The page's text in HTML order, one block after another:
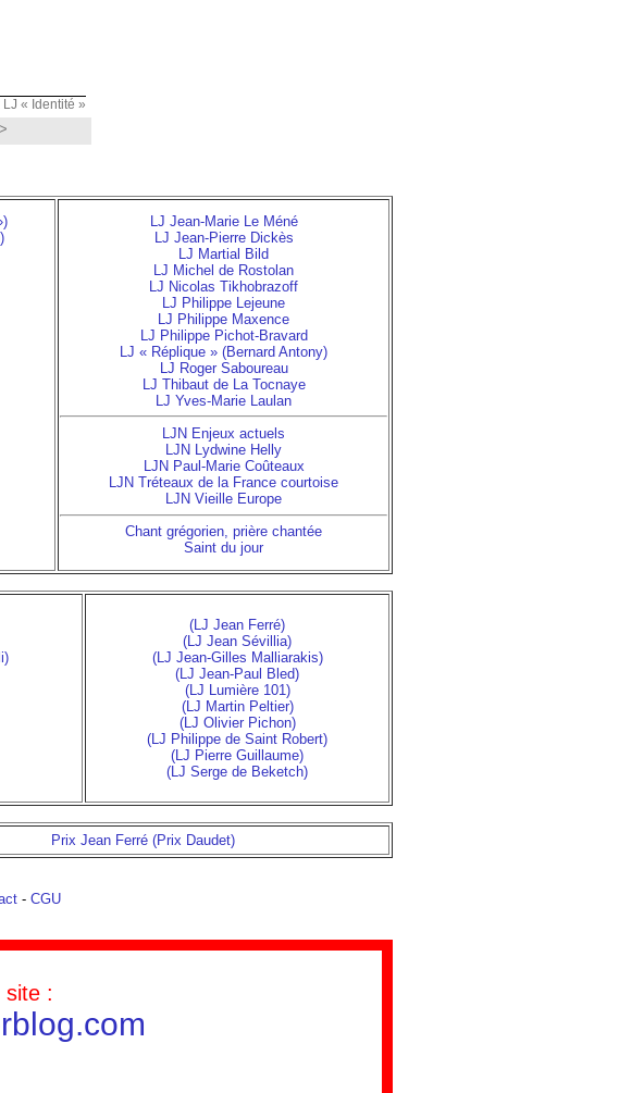
LJ « Identité »
LJ Jean-Marie Le Méné
LJ Jean-Pierre Dickès
LJ Martial Bild
LJ Michel de Rostolan
LJ Nicolas Tikhobrazoff
LJ Philippe Lejeune
LJ Philippe Maxence
LJ Philippe Pichot-Bravard
LJ « Réplique » (Bernard Antony)
LJ Roger Saboureau
LJ Thibaut de La Tocnaye
LJ Yves-Marie Laulan
LJN Enjeux actuels
LJN Lydwine Helly
LJN Paul-Marie Coûteaux
LJN Tréteaux de la France courtoise
LJN Vieille Europe
Chant grégorien, prière chantée
Saint du jour
(LJ Jean Ferré)
(LJ Jean Sévillia)
(LJ Jean-Gilles Malliarakis)
(LJ Jean-Paul Bled)
(LJ Lumière 101)
(LJ Martin Peltier)
(LJ Olivier Pichon)
(LJ Philippe de Saint Robert)
(LJ Pierre Guillaume)
(LJ Serge de Beketch)
Prix Jean Ferré (Prix Daudet)
- CGU
site :